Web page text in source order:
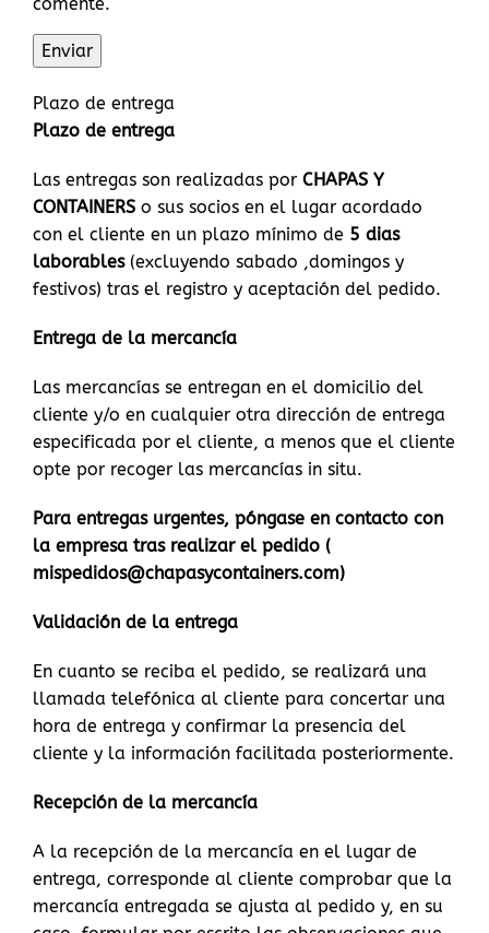
comente.
Plazo de entrega
Plazo de entrega
Las entregas son realizadas por CHAPAS Y
CONTAINERS o sus socios en el lugar acordado
con el cliente en un plazo mínimo de 5 dias
laborables (excluyendo sabado ,domingos y
festivos) tras el registro y aceptación del pedido.
Entrega de la mercancía
Las mercancías se entregan en el domicilio del
cliente y/o en cualquier otra dirección de entrega
especificada por el cliente, a menos que el cliente
opte por recoger las mercancías in situ.
Para entregas urgentes, póngase en contacto con
la empresa tras realizar el pedido (
mispedidos@chapasycontainers.com)
Validación de la entrega
En cuanto se reciba el pedido, se realizará una
llamada telefónica al cliente para concertar una
hora de entrega y confirmar la presencia del
cliente y la información facilitada posteriormente.
Recepción de la mercancía
A la recepción de la mercancía en el lugar de
entrega, corresponde al cliente comprobar que la
mercancía entregada se ajusta al pedido y, en su